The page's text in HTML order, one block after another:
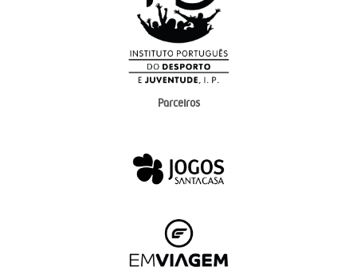
Parceiros